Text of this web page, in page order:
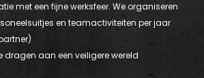
met een fijne werksfeer. We organiseren
en teamactiviteiten per jaar
dragen aan een veiligere wereld